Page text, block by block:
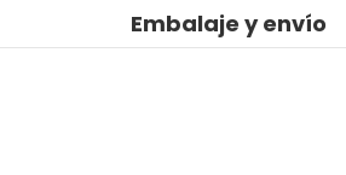
Embalaje y envío